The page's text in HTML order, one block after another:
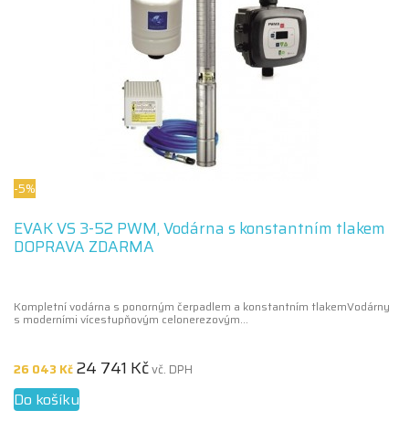
-5%
EVAK VS 3-52 PWM, Vodárna s konstantním tlakem
DOPRAVA ZDARMA
Kompletní vodárna s ponorným čerpadlem a konstantním tlakemVodárny
s moderními vícestupňovým celonerezovým...
26 043 Kč24 741 Kčvč. DPH
Do košíku